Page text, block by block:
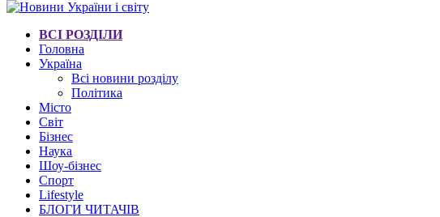
ВСІ РОЗДІЛИ
Головна
Україна
Всі новини розділу
Політика
Місто
Світ
Бізнес
Наука
Шоу-бізнес
Спорт
Lifestyle
БЛОГИ ЧИТАЧІВ